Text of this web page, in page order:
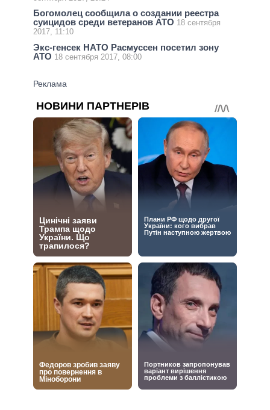
Богомолец сообщила о создании реестра
суицидов среди ветеранов АТО 18 сентября
2017, 11:10
Экс-генсек НАТО Расмуссен посетил зону
АТО 18 сентября 2017, 08:00